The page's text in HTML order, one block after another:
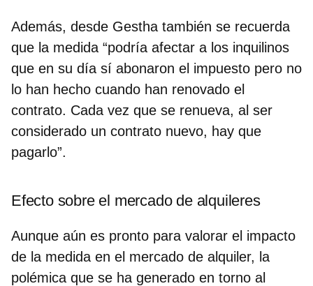
Además, desde Gestha también se recuerda
que la medida “podría afectar a los inquilinos
que en su día sí abonaron el impuesto pero no
lo han hecho cuando han renovado el
contrato. Cada vez que se renueva, al ser
considerado un contrato nuevo, hay que
pagarlo”.
Efecto sobre el mercado de alquileres
Aunque aún es pronto para valorar el impacto
de la medida en el mercado de alquiler, la
polémica que se ha generado en torno al